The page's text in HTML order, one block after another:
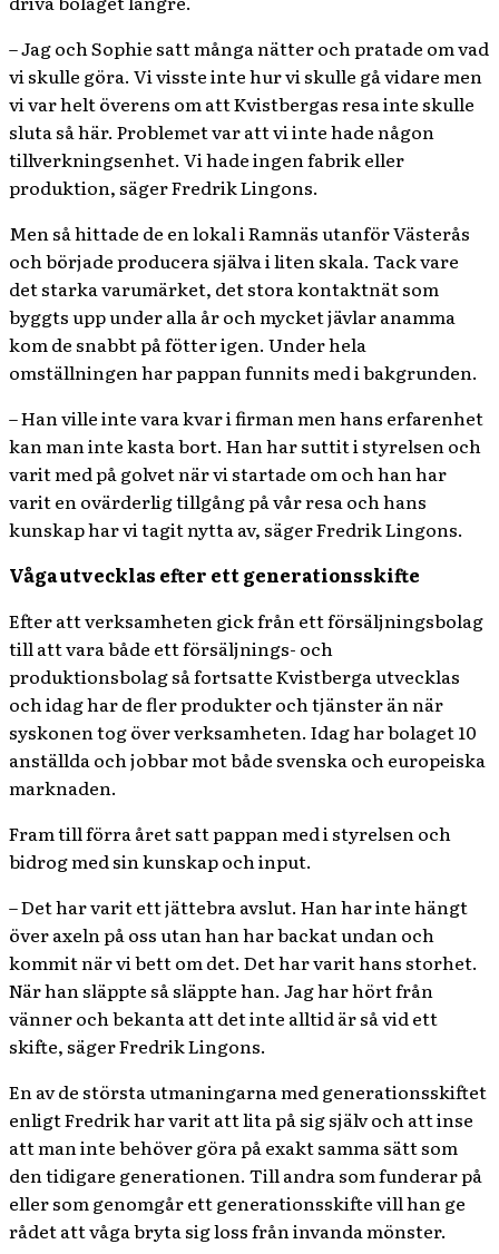
– Jag och Sophie satt många nätter och pratade om vad
vi skulle göra. Vi visste inte hur vi skulle gå vidare men
vi var helt överens om att Kvistbergas resa inte skulle
sluta så här. Problemet var att vi inte hade någon
tillverkningsenhet. Vi hade ingen fabrik eller
produktion, säger Fredrik Lingons.
Men så hittade de en lokal i Ramnäs utanför Västerås
och började producera själva i liten skala. Tack vare
det starka varumärket, det stora kontaktnät som
byggts upp under alla år och mycket jävlar anamma
kom de snabbt på fötter igen. Under hela
omställningen har pappan funnits med i bakgrunden.
– Han ville inte vara kvar i firman men hans erfarenhet
kan man inte kasta bort. Han har suttit i styrelsen och
varit med på golvet när vi startade om och han har
varit en ovärderlig tillgång på vår resa och hans
kunskap har vi tagit nytta av, säger Fredrik Lingons.
Våga utvecklas efter ett generationsskifte
Efter att verksamheten gick från ett försäljningsbolag
till att vara både ett försäljnings- och
produktionsbolag så fortsatte Kvistberga utvecklas
och idag har de fler produkter och tjänster än när
syskonen tog över verksamheten. Idag har bolaget 10
anställda och jobbar mot både svenska och europeiska
marknaden.
Fram till förra året satt pappan med i styrelsen och
bidrog med sin kunskap och input.
– Det har varit ett jättebra avslut. Han har inte hängt
över axeln på oss utan han har backat undan och
kommit när vi bett om det. Det har varit hans storhet.
När han släppte så släppte han. Jag har hört från
vänner och bekanta att det inte alltid är så vid ett
skifte, säger Fredrik Lingons.
En av de största utmaningarna med generationsskiftet
enligt Fredrik har varit att lita på sig själv och att inse
att man inte behöver göra på exakt samma sätt som
den tidigare generationen. Till andra som funderar på
eller som genomgår ett generationsskifte vill han ge
rådet att våga bryta sig loss från invanda mönster.